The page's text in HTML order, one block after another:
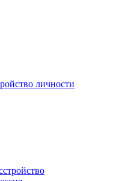
личности